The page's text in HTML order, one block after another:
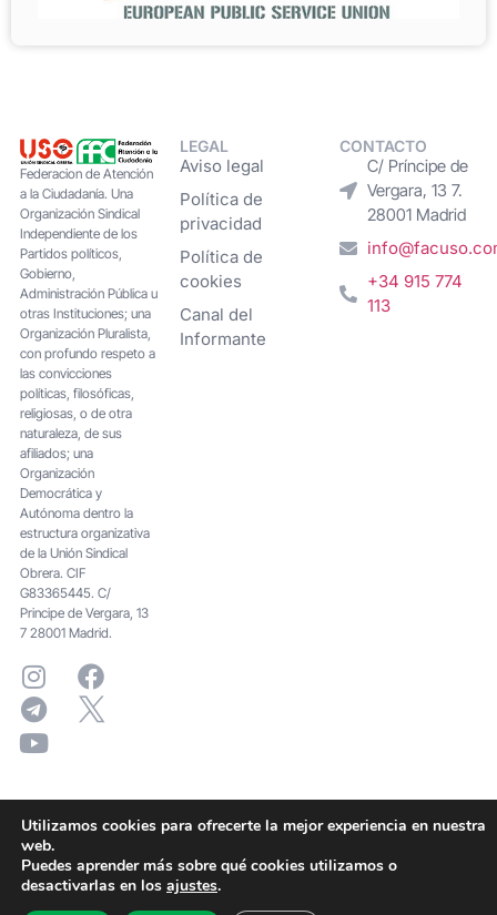
Federacion de Atención
a la Ciudadanía. Una
Organización Sindical
Independiente de los
Partidos políticos,
Gobierno,
Administración Pública u
otras Instituciones; una
Organización Pluralista,
con profundo respeto a
las convicciones
políticas, filosóficas,
religiosas, o de otra
naturaleza, de sus
afiliados; una
Organización
Democrática y
Autónoma dentro la
estructura organizativa
de la Unión Sindical
Obrera. CIF
G83365445. C/
Principe de Vergara, 13
7 28001 Madrid.
LEGAL
Aviso legal
Política de
privacidad
Política de
cookies
Canal del
Informante
CONTACTO
C/ Príncipe de
Vergara, 13 7.
28001 Madrid
+34 915 774
113
Utilizamos cookies para ofrecerte la mejor experiencia en nuestra
web.
Puedes aprender más sobre qué cookies utilizamos o
desactivarlas en los ajustes.